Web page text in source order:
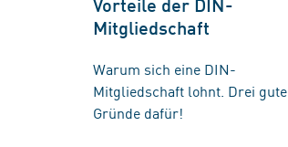
Mitgliedschaft
Warum sich eine DIN-
Mitgliedschaft lohnt. Drei gute
Gründe dafür!